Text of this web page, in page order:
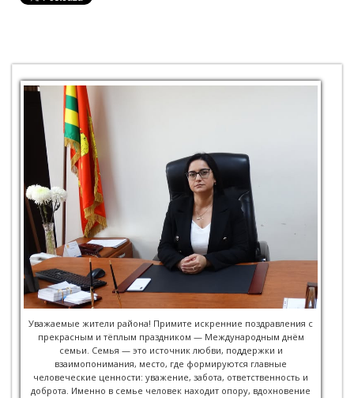
Уважаемые жители района! Примите искренние поздравления с
прекрасным и тёплым праздником — Международным днём
семьи. Семья — это источник любви, поддержки и
взаимопонимания, место, где формируются главные
человеческие ценности: уважение, забота, ответственность и
доброта. Именно в семье человек находит опору, вдохновение